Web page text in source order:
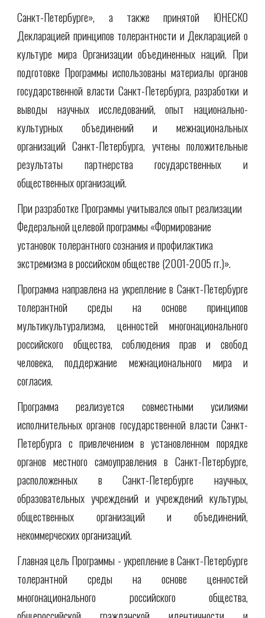
Санкт-Петербурге», а также принятой ЮНЕСКО
Декларацией принципов толерантности и Декларацией о
культуре мира Организации объединенных наций. При
подготовке Программы использованы материалы органов
государственной власти Санкт-Петербурга, разработки и
выводы научных исследований, опыт национально-
культурных объединений и межнациональных
организаций Санкт-Петербурга, учтены положительные
результаты партнерства государственных и
общественных организаций.
При разработке Программы учитывался опыт реализации
Федеральной целевой программы «Формирование
установок толерантного сознания и профилактика
экстремизма в российском обществе (2001-2005 гг.)».
Программа направлена на укрепление в Санкт-Петербурге
толерантной среды на основе принципов
мультикультурализма, ценностей многонационального
российского общества, соблюдения прав и свобод
человека, поддержание межнационального мира и
согласия.
Программа реализуется совместными усилиями
исполнительных органов государственной власти Санкт-
Петербурга с привлечением в установленном порядке
органов местного самоуправления в Санкт-Петербурге,
расположенных в Санкт-Петербурге научных,
образовательных учреждений и учреждений культуры,
общественных организаций и объединений,
некоммерческих организаций.
Главная цель Программы - укрепление в Санкт-Петербурге
толерантной среды на основе ценностей
многонационального российского общества,